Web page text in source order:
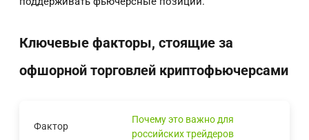
Ключевые факторы, стоящие за
офшорной торговлей криптофьючерсами
Фактор
Почему это важно для
российских трейдеров